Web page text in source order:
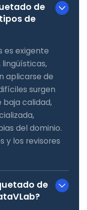
de
de
es exigente
lingüísticas,
aplicarse de
surgen
baja calidad,
del dominio.
y los revisores
de